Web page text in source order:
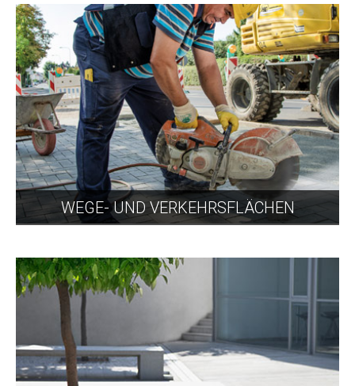
WEGE- UND VERKEHRSFLÄCHEN